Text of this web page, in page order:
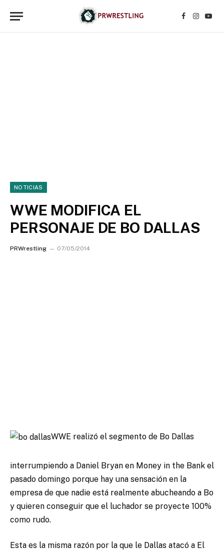
Facebook
NOTICIAS
WWE MODIFICA EL
PERSONAJE DE BO DALLAS
PRWrestling 07/05/2014
WWE realizó el segmento de Bo Dallas
interrumpiendo a Daniel Bryan en Money in the Bank el
pasado domingo porque hay una sensación en la
empresa de que nadie está realmente abucheando a Bo
y quieren conseguir que el luchador se proyecte 100%
como rudo.
Esta es la misma razón por la que le Dallas atacó a El